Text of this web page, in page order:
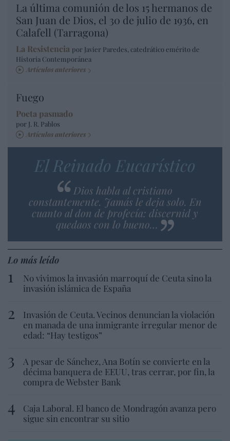
La última comunión de los 15 hermanos de
San Juan de Dios, el 30 de julio de 1936, en
Calafell (Tarragona)
La Resistencia por Javier Paredes, catedrático emérito de
Historia Contemporánea
Artículos anteriores
Fuego
Poeta pasmado
por J. R. Pablos
Artículos anteriores
El Reinado Eucarístico
Dios habla al cristiano
constantemente. Jamás le deja solo. En
cuanto al don de profecía: discernid y
quedaos con lo bueno…
Lo más leído
No vivimos la invasión marroquí de Ceuta sino la
invasión islámica de España
Invasión de Ceuta. Vecinos denuncian la violación
en manada de una inmigrante irregular menor de
edad: “Hay testigos”
A pesar de Sánchez, Ana Botín se convierte en la
décima banquera de EEUU, tras cerrar, por fin, la
compra de Webster Bank
Caja Laboral. El banco de Mondragón avanza pero
sigue sin encontrar su sitio